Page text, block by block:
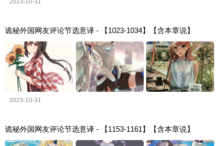
诡秘外国网友评论节选意译 - 【1023-1034】【含本章说】
2023-10-31
诡秘外国网友评论节选意译 - 【1153-1161】【含本章说】